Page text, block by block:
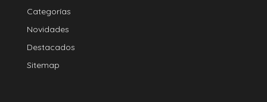
Categorías
Novidades
Destacados
Sitemap